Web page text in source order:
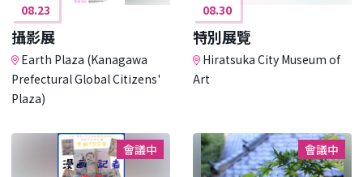
08.23
攝影展
Earth Plaza (Kanagawa
Prefectural Global Citizens'
Plaza)
08.30
特別展覽
Hiratsuka City Museum of
Art
會議中 會議中